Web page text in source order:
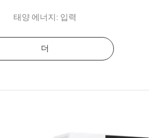
태양 에너지: 입력
더